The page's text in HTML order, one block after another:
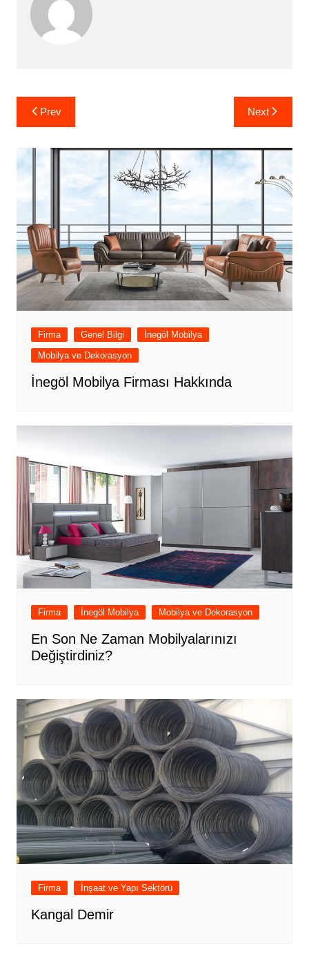
Yazı
gezinmesi
Prev Next
Firma Genel Bilgi
İnegöl Mobilya
Mobilya ve Dekorasyon
İnegöl Mobilya Firması Hakkında
Firma İnegöl Mobilya Mobilya ve Dekorasyon
En Son Ne Zaman Mobilyalarınızı
Değiştirdiniz?
Firma İnşaat ve Yapı Sektörü
Kangal Demir